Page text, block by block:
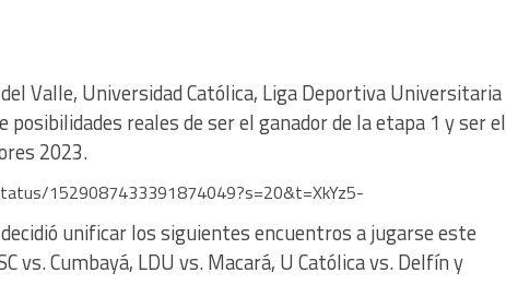
Valle, Universidad Católica, Liga Deportiva Universitaria
reales de ser el ganador de la etapa 1 y ser el
2023.
1529087433391874049?s=20&t=XkYz5-
unificar los siguientes encuentros a jugarse este
vs. Cumbayá, LDU vs. Macará, U Católica vs. Delfín y